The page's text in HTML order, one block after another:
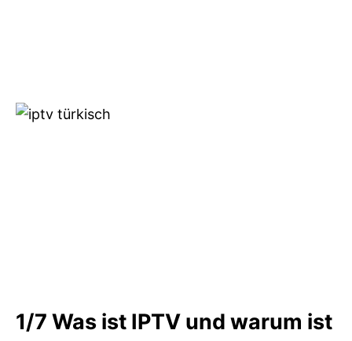
1/7 Was ist IPTV und warum ist